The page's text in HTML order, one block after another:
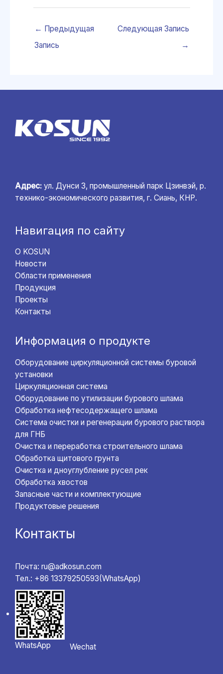
← Предыдущая
Запись
Следующая Запись
→
Адрес: ул. Дунси 3, промышленный парк Цзинвэй, р.
технико-экономического развития, г. Сиань, КНР.
Навигация по сайту
О KOSUN
Новости
Области применения
Продукция
Проекты
Контакты
Информация о продукте
Оборудование циркуляционной системы буровой
установки
Циркуляционная система
Оборудование по утилизации бурового шлама
Обработка нефтесодержащего шлама
Система очистки и регенерации бурового раствора
для ГНБ
Очистка и переработка строительного шлама
Обработка щитового грунта
Очистка и дноуглубление русел рек
Обработка хвостов
Запасные части и комплектующие
Продуктовые решения
Контакты
Почта: ru@adkosun.com
Тел.: +86 13379250593(WhatsApp)
WhatsApp Wechat